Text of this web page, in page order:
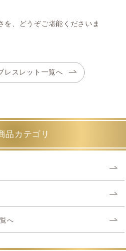
を、どうぞご堪能くださいま
レスレット一覧へ
品カテゴリ
へ